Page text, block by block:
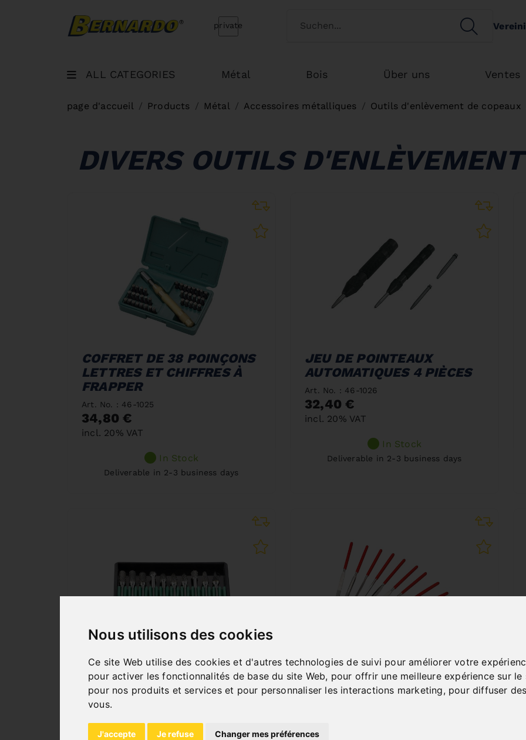
Nous utilisons des cookies
Ce site Web utilise des cookies et d'autres technologies de suivi pour améliorer votre
pour activer les fonctionnalités de base du site Web, pour offrir une meilleure expérience sur le
pour nos produits et services et pour personnaliser les interactions marketing, pour diffuser
vous.
J'accepte Je refuse Changer mes préférences
Bernardo Home Switch customertype
private SEARCH
ALL CATEGORIES Métal Bois Über uns Ventes
page d'accueil Products Métal Accessoires métalliques Outils d'enlèvement de copeaux
DIVERS OUTILS
COFFRET DE 38 POINÇONS
LETTRES ET CHIFFRES À
FRAPPER
Art. No. : 46-1025
34,80 €
incl. 20% VAT
In Stock
Deliverable in 2-3 business days
JEU DE POINTEAUX
AUTOMATIQUES 4 PIÈCES
Art. No. : 46-1026
32,40 €
incl. 20% VAT
In Stock
Deliverable in 2-3 business days
JEU DE 10 FRAISES
CARBURE SUR TIGE
Art. No. : 46-1055
68,40 €
incl. 20% VAT
JEU DE 10 LIMES
DIAMANTÉES
incl. 20% VAT